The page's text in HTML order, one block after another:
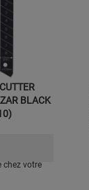
BLACK
chez votre